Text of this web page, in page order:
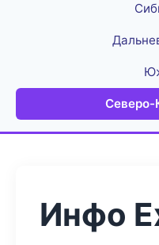
Северо-
Инфо